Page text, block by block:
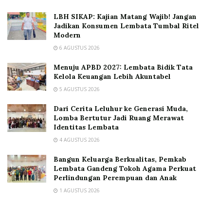
LBH SIKAP: Kajian Matang Wajib! Jangan
Jadikan Konsumen Lembata Tumbal Ritel
Modern
6 AGUSTUS 2026
Menuju APBD 2027: Lembata Bidik Tata
Kelola Keuangan Lebih Akuntabel
5 AGUSTUS 2026
Dari Cerita Leluhur ke Generasi Muda,
Lomba Bertutur Jadi Ruang Merawat
Identitas Lembata
4 AGUSTUS 2026
Bangun Keluarga Berkualitas, Pemkab
Lembata Gandeng Tokoh Agama Perkuat
Perlindungan Perempuan dan Anak
1 AGUSTUS 2026